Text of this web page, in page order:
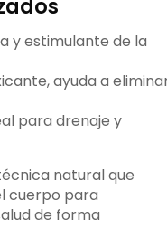
y estimulante de la
ayuda a
para drenaje y
natural que
cuerpo para
de forma